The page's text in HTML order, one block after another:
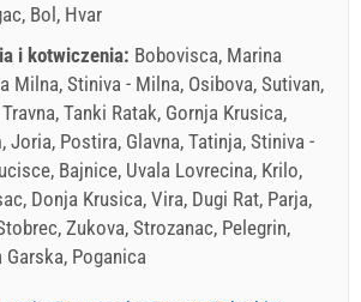
Bol, Hvar
i kotwiczenia: Bobovisca, Marina
Milna, Stiniva - Milna, Osibova, Sutivan,
Tanki Ratak, Gornja Krusica,
Joria, Postira, Glavna, Tatinja, Stiniva -
Bajnice, Uvala Lovrecina, Krilo,
Donja Krusica, Vira, Dugi Rat, Parja,
Zukova, Strozanac, Pelegrin,
Poganica